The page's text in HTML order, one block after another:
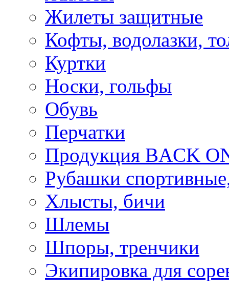
Жилеты защитные
Кофты, водолазки,
Куртки
Носки, гольфы
Обувь
Перчатки
Продукция BACK
Рубашки
Хлысты, бичи
Шлемы
Шпоры, тренчики
Экипировка для